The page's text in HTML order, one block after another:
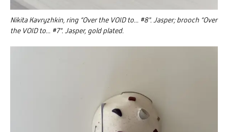
Nikita Kavryzhkin, ring “Over the VOID to... #8". Jasper; brooch “Over
the VOID to... #7". Jasper, gold plated.